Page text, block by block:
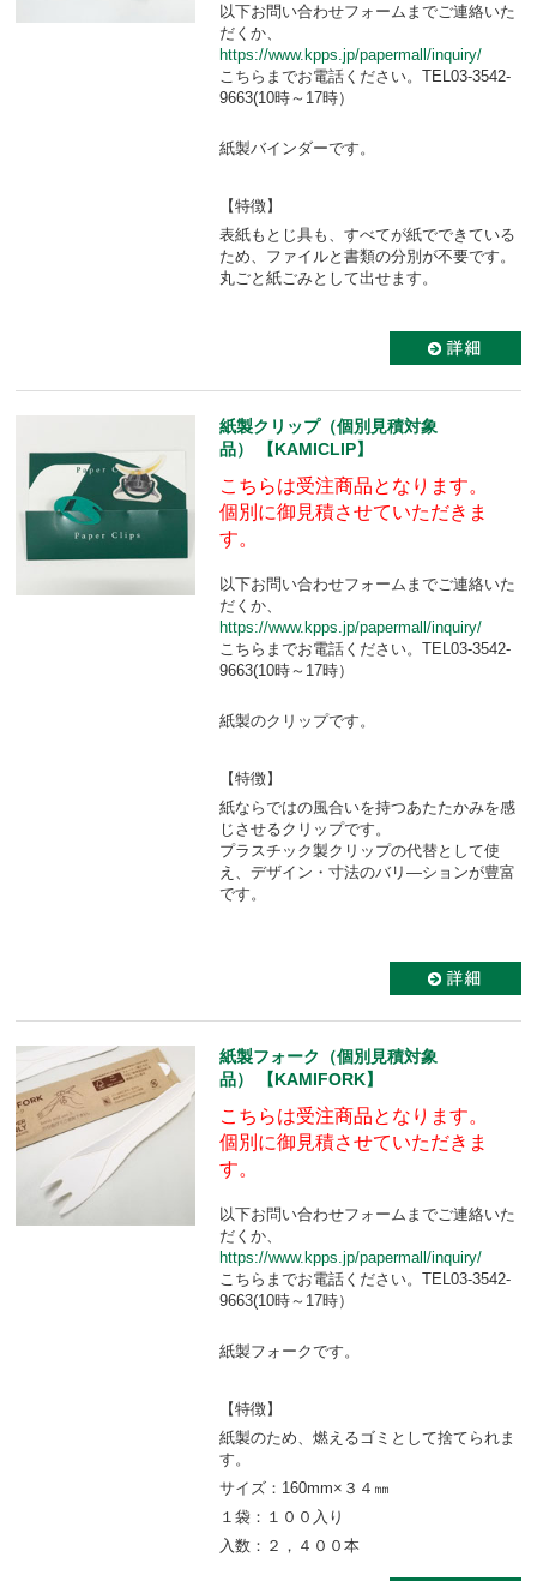
以下お問い合わせフォームまでご連絡いた
だくか、
https://www.kpps.jp/papermall/inquiry/
こちらまでお電話ください。TEL03-3542-
9663(10時～17時）
紙製バインダーです。
【特徴】
表紙もとじ具も、すべてが紙でできている
ため、ファイルと書類の分別が不要です。
丸ごと紙ごみとして出せます。
紙製クリップ（個別見積対象
品） 【KAMICLIP】
こちらは受注商品となります。
個別に御見積させていただきま
す。
以下お問い合わせフォームまでご連絡いた
だくか、
https://www.kpps.jp/papermall/inquiry/
こちらまでお電話ください。TEL03-3542-
9663(10時～17時）
紙製のクリップです。
【特徴】
紙ならではの風合いを持つあたたかみを感
じさせるクリップです。
プラスチック製クリップの代替として使
え、デザイン・寸法のバリ―ションが豊富
です。
紙製フォーク（個別見積対象
品） 【KAMIFORK】
こちらは受注商品となります。
個別に御見積させていただきま
す。
以下お問い合わせフォームまでご連絡いた
だくか、
https://www.kpps.jp/papermall/inquiry/
こちらまでお電話ください。TEL03-3542-
9663(10時～17時）
紙製フォークです。
【特徴】
紙製のため、燃えるゴミとして捨てられま
す。
サイズ：160mm×３４㎜
１袋：１００入り
入数：２，４００本